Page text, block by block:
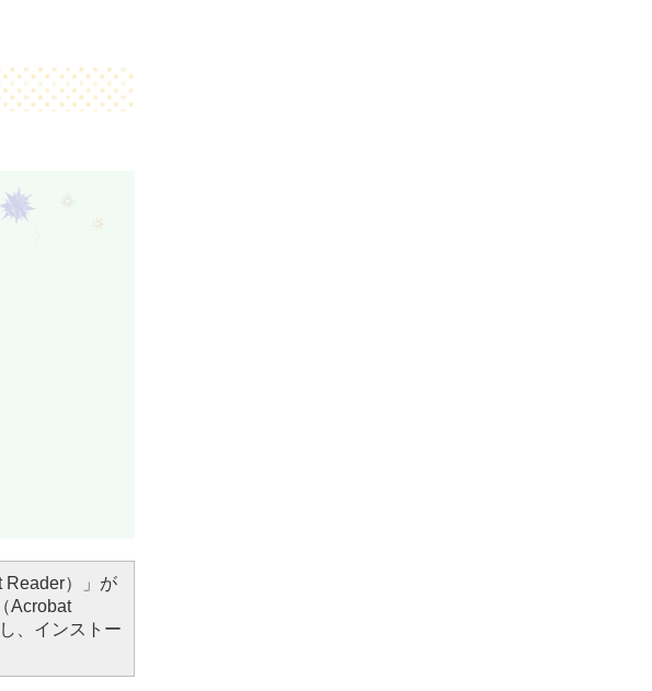
Reader）」が
Acrobat
、インストー